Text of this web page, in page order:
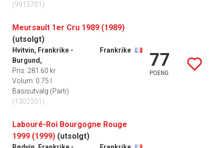
(9915701)
Meursault 1er Cru 1989 (1989)
(utsolgt)
Hvitvin, Frankrike -
Burgund,
Frankrike
Pris: 281.60 kr
Volum: 0.75 l
Basisutvalg (Parti)
(1302201)
77
POENG
Labouré-Roi Bourgogne Rouge
1999 (1999) (utsolgt)